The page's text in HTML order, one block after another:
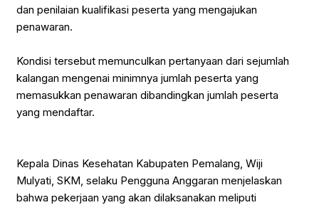
dan penilaian kualifikasi peserta yang mengajukan
penawaran.
‎Kondisi tersebut memunculkan pertanyaan dari sejumlah
kalangan mengenai minimnya jumlah peserta yang
memasukkan penawaran dibandingkan jumlah peserta
yang mendaftar.
‎Kepala Dinas Kesehatan Kabupaten Pemalang, Wiji
Mulyati, SKM, selaku Pengguna Anggaran menjelaskan
bahwa pekerjaan yang akan dilaksanakan meliputi